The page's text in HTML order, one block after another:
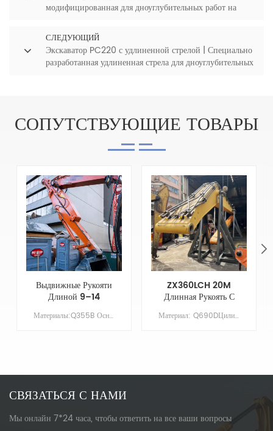
модифицированная для дноуглубительных работ на
СЛЕДУЮЩИЙ
Экскаватор PC220 с удлиненной стрелой | Специально
разработанная удлиненная стрела для дноуглубительных
СОПУТСТВУЮЩИЕ ТОВАРЫ
Выдвижные Рукояти
Длиной 9–14
Метров Для Рукояти
Экскаватора Cat Материалы:Q355B Основные параметры Модель КАТ325-7 Длина стрелы XX Длина руки 9 Объем ковша/м&sup3; 0,7 Противовес НЕЗАЧЕМ
ZX360LCH 20M
Длинная Рукоять С
Ковшом Для
Выравнивания И Материал: Q690DЦилиндр: Оригинальный размерСтрела: 11,37 мРукав: 8,63 мКовш: 1,5 куб. мГрунтовка/Покрытие: цинконаполненная грунтовка, наносимая распылением
СВЯЗАТЬСЯ С НАМИ
Мы онлайн 7*24 часа, чтобы ответить на все ваши вопросы